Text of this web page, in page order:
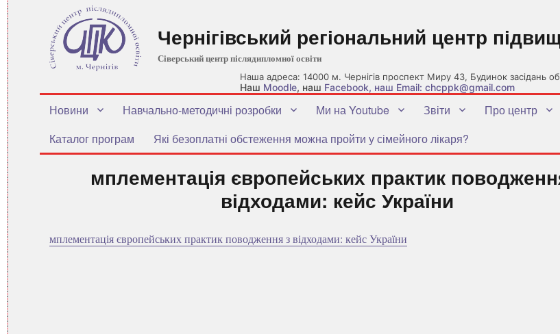
Наша адреса: 14000 м. Чернігів проспект Миру 43, Будинок засідань
Наш Moodle, наш Facebook, наш Email: chcppk@gmail.com
Чернігівський регіональний центр
Сіверський центр післядипломної освіти
Новини Навчально-методичні розробки Ми на Youtube Звіти Про центр
Каталог програм
Які безоплатні обстеження можна пройти у сімейного лікаря?
мплементація європейських практик
відходами: кейс України
мплементація європейських практик поводження з відходами: кейс України